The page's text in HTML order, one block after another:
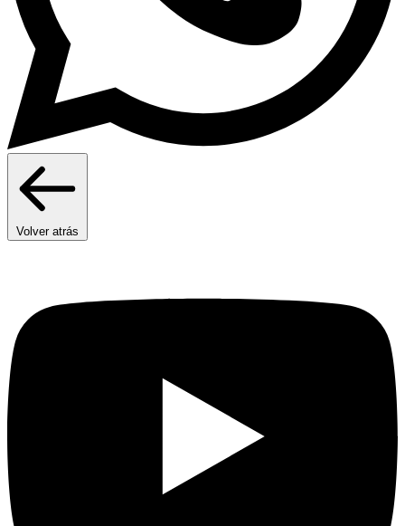
Volver atrás